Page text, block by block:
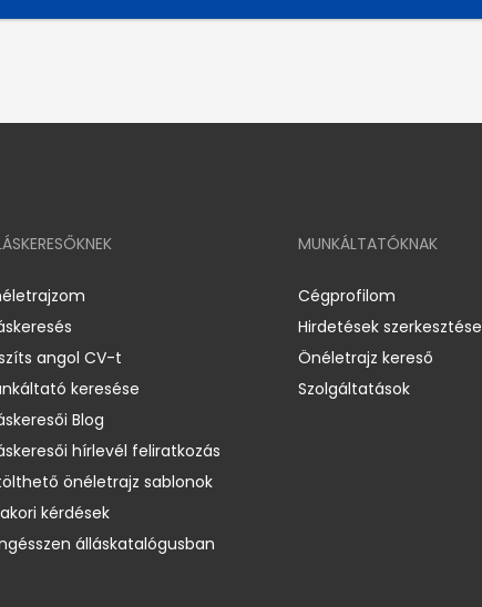
angol CV-t
keresése
Blog
hírlevél feliratkozás
önéletrajz sablonok
kérdések
álláskatalógusban
MUNKÁLTATÓKNAK
Cégprofilom
Hirdetések szerkesztése
Önéletrajz kereső
Szolgáltatások